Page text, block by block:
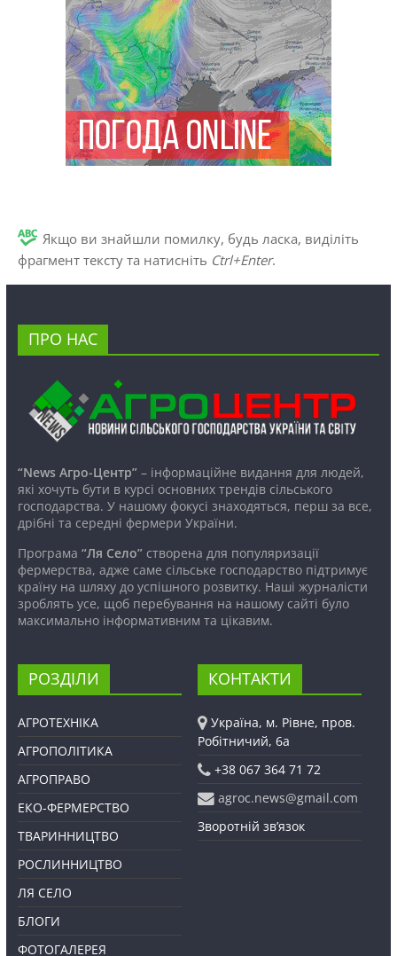
Якщо ви знайшли помилку, будь ласка, виділіть
фрагмент тексту та натисніть Ctrl+Enter.
ПРО НАС
“News Агро-Центр”– інформаційне видання для людей,
які хочуть бути в курсі основних трендів сільського
господарства. У нашому фокусі знаходяться, перш за все,
дрібні та середні фермери України.
Програма “Ля Село”створена для популяризації
фермерства, адже саме сільське господарство підтримує
країну на шляху до успішного розвитку. Наші журналісти
зроблять усе, щоб перебування на нашому сайті було
максимально інформативним та цікавим.
РОЗДІЛИ
АГРОТЕХНІКА
АГРОПОЛІТИКА
АГРОПРАВО
ЕКО-ФЕРМЕРСТВО
ТВАРИННИЦТВО
РОСЛИННИЦТВО
ЛЯ СЕЛО
БЛОГИ
ФОТОГАЛЕРЕЯ
КОНТАКТИ
Україна, м. Рівне, пров.
Робітничий, 6а
+38 067 364 71 72
agroc.news@gmail.com
Зворотній зв’язок